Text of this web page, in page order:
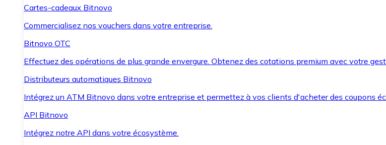
Cartes-cadeaux Bitnovo
Commercialisez nos vouchers dans votre entreprise.
Bitnovo OTC
Effectuez des opérations de plus grande envergure. Obtenez des cotations premium avec votre
Distributeurs automatiques Bitnovo
Intégrez un ATM Bitnovo dans votre entreprise et permettez à vos clients d'acheter des coupons
API Bitnovo
Intégrez notre API dans votre écosystème.